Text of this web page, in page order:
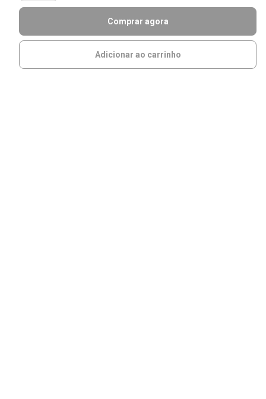
Comprar agora
Adicionar ao carrinho